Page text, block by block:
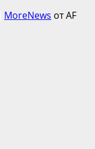
MoreNews от AF